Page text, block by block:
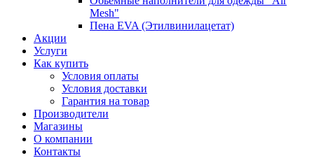
Mesh"
Пена EVA (Этилвинилацетат)
Акции
Услуги
Как купить
Условия оплаты
Условия доставки
Гарантия на товар
Производители
Магазины
О компании
Контакты